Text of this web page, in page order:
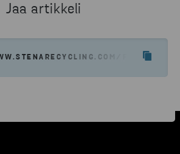
Jaa artikkeli
FI/